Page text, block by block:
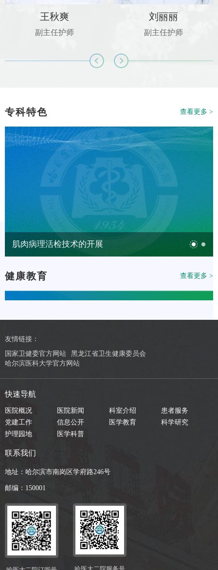
王秋爽
副主任护师
刘丽丽
副主任护师
专科特色 查看更多 >
肌肉病理活检技术的开展
健康教育 查看更多 >
友情链接：
国家卫健委官方网站
黑龙江省卫生健康委员会
哈尔滨医科大学官方网站
快速导航
医院概况 医院新闻 科室介绍
患者服务
党建工作
信息公开 医学教育
科学研究
护理园地
医学科普
联系我们
地址：哈尔滨市南岗区学府路246号
邮编：150001